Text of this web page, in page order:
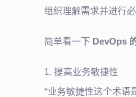
组织理解需求并进行必
简单看一下 DevOps
1. 提高业务敏捷性
*业务敏捷性这个术语